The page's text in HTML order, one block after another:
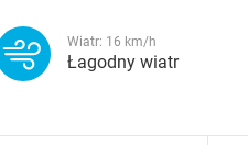
Wiatr: 16 km/h
Łagodny wiatr